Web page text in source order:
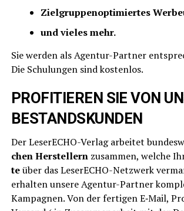
Ziel­grup­pen­op­ti­mier­tes
und vie­les mehr.
Sie wer­den als Agen­tur-Part­ner
Die Schu­lun­gen sind kostenlos.
PROFITIEREN SIE VON
BESTANDSKUNDEN
Der Lese­r­ECHO-Ver­lag arbei­tet
chen Her­stel­lernzusam­men, wel­che
teüber das Lese­r­ECHO-Netz­werk
erhal­ten unse­re Agen­tur-Part­ner
Kam­pa­gnen. Von der fer­ti­gen E‑Mail,